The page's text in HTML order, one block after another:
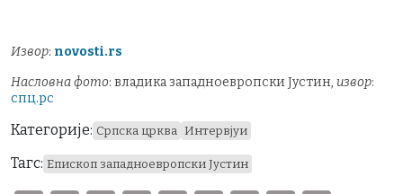
Извор: novosti.rs
Насловна фото: владика западноевропски Јустин, извор:
спц.рс
Категорије: Српска црква Интервјуи
Тагс: Епископ западноевропски Јустин